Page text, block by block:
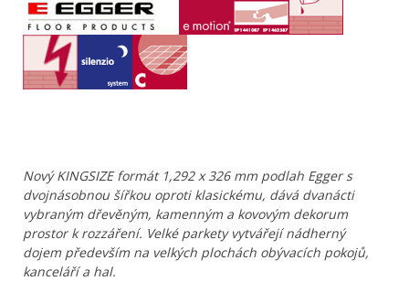
Nový KINGSIZE formát 1,292 x 326 mm podlah Egger s
dvojnásobnou šířkou oproti klasickému, dává dvanácti
vybraným dřevěným, kamenným a kovovým dekorum
prostor k rozzáření. Velké parkety vytvářejí nádherný
dojem především na velkých plochách obývacích pokojů,
kanceláří a hal.